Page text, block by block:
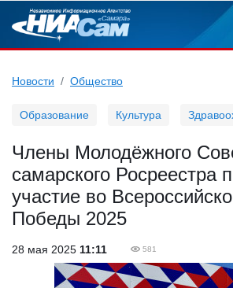
Новости Общество
Образование Культура
Члены Молодёжного
самарского Росреестра
участие во
Победы 2025
28 мая 2025 11:11 581